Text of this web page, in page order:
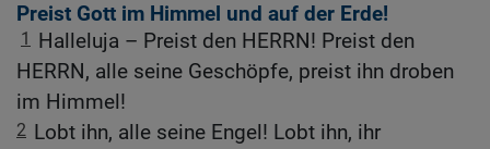
Preist Gott im Himmel und auf der Erde!
1
Halleluja – Preist den HERRN! Preist den
HERRN, alle seine Geschöpfe, preist ihn droben
im Himmel!
2 Lobt ihn, alle seine Engel! Lobt ihn, ihr